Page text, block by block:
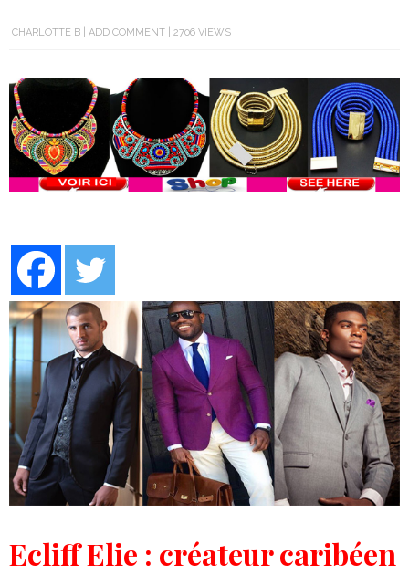
CHARLOTTE B ADD COMMENT 2706 VIEWS
Ecliff Elie : créateur caribéen